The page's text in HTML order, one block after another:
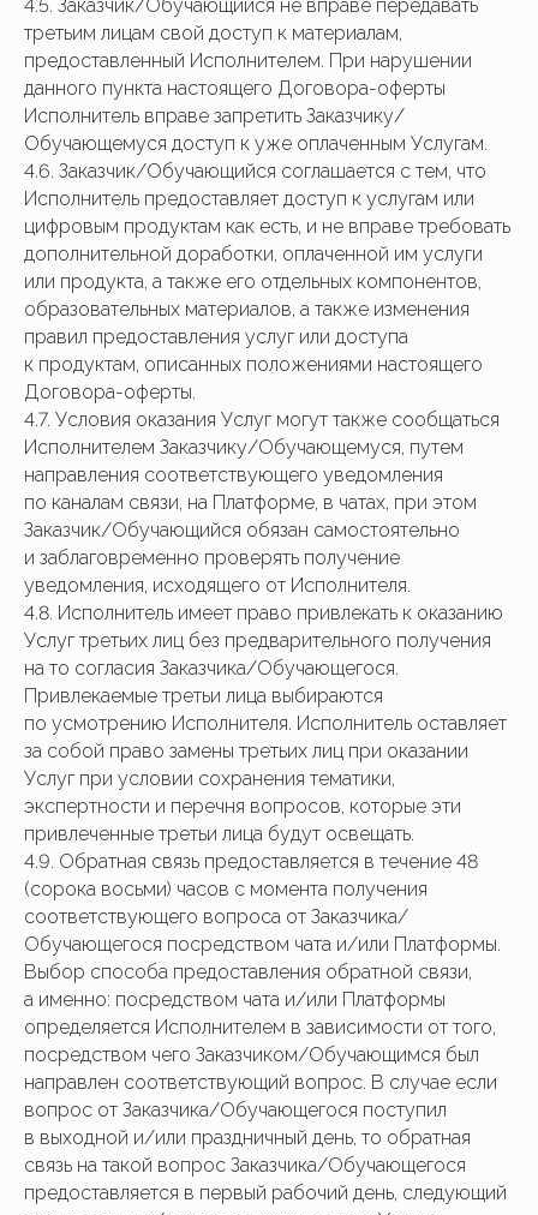
4.5. Заказчик/Обучающийся не вправе передавать
третьим лицам свой доступ к материалам,
предоставленный Исполнителем. При нарушении
данного пункта настоящего Договора-оферты
Исполнитель вправе запретить Заказчику/
Обучающемуся доступ к уже оплаченным Услугам.
4.6. Заказчик/Обучающийся соглашается с тем, что
Исполнитель предоставляет доступ к услугам или
цифровым продуктам как есть, и не вправе требовать
дополнительной доработки, оплаченной им услуги
или продукта, а также его отдельных компонентов,
образовательных материалов, а также изменения
правил предоставления услуг или доступа
к продуктам, описанных положениями настоящего
Договора-оферты.
4.7. Условия оказания Услуг могут также сообщаться
Исполнителем Заказчику/Обучающемуся, путем
направления соответствующего уведомления
по каналам связи, на Платформе, в чатах, при этом
Заказчик/Обучающийся обязан самостоятельно
и заблаговременно проверять получение
уведомления, исходящего от Исполнителя.
4.8. Исполнитель имеет право привлекать к оказанию
Услуг третьих лиц без предварительного получения
на то согласия Заказчика/Обучающегося.
Привлекаемые третьи лица выбираются
по усмотрению Исполнителя. Исполнитель оставляет
за собой право замены третьих лиц при оказании
Услуг при условии сохранения тематики,
экспертности и перечня вопросов, которые эти
привлеченные третьи лица будут освещать.
4.9. Обратная связь предоставляется в течение 48
(сорока восьми) часов с момента получения
соответствующего вопроса от Заказчика/
Обучающегося посредством чата и/или Платформы.
Выбор способа предоставления обратной связи,
а именно: посредством чата и/или Платформы
определяется Исполнителем в зависимости от того,
посредством чего Заказчиком/Обучающимся был
направлен соответствующий вопрос. В случае если
вопрос от Заказчика/Обучающегося поступил
в выходной и/или праздничный день, то обратная
связь на такой вопрос Заказчика/Обучающегося
предоставляется в первый рабочий день, следующий